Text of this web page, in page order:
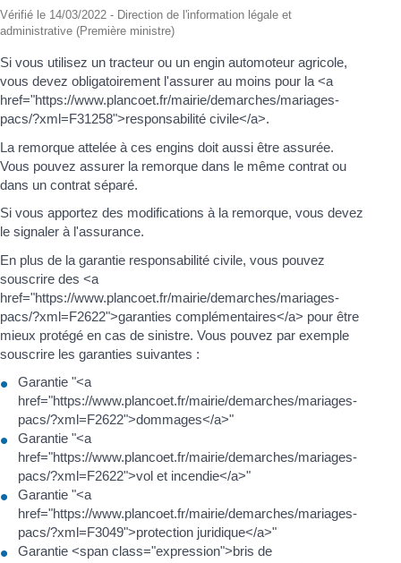
Vérifié le 14/03/2022 - Direction de l'information légale et
administrative (Première ministre)
Si vous utilisez un tracteur ou un engin automoteur agricole,
vous devez obligatoirement l'assurer au moins pour la <a
href="https://www.plancoet.fr/mairie/demarches/mariages-
pacs/?xml=F31258">responsabilité civile</a>.
La remorque attelée à ces engins doit aussi être assurée.
Vous pouvez assurer la remorque dans le même contrat ou
dans un contrat séparé.
Si vous apportez des modifications à la remorque, vous devez
le signaler à l'assurance.
En plus de la garantie responsabilité civile, vous pouvez
souscrire des <a
href="https://www.plancoet.fr/mairie/demarches/mariages-
pacs/?xml=F2622">garanties complémentaires</a> pour être
mieux protégé en cas de sinistre. Vous pouvez par exemple
souscrire les garanties suivantes :
Garantie "<a
href="https://www.plancoet.fr/mairie/demarches/mariages-
pacs/?xml=F2622">dommages</a>"
Garantie "<a
href="https://www.plancoet.fr/mairie/demarches/mariages-
pacs/?xml=F2622">vol et incendie</a>"
Garantie "<a
href="https://www.plancoet.fr/mairie/demarches/mariages-
pacs/?xml=F3049">protection juridique</a>"
Garantie <span class="expression">bris de